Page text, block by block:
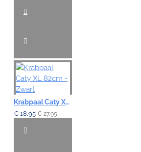
Krabpaal Caty XL 82cm - Zwart
€ 18,95 € 27,95